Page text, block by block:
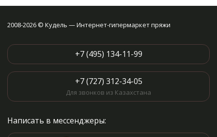
2008-2026 © Кудель — Интернет-гипермаркет пряжи
+7 (495) 134-11-99
+7 (727) 312-34-05
Для звонков из Казахстана
Написать в мессенджеры: